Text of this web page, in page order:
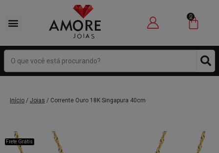
0
Início / Joias / Corrente Ouro 18K Singapura 40cm
Frete Grátis